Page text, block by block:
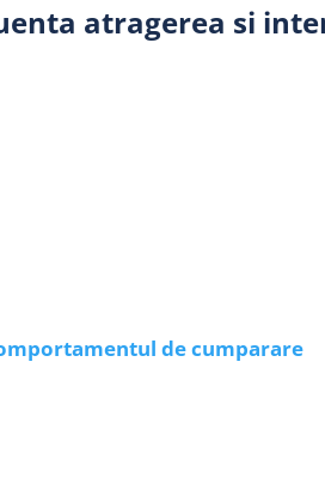
atragerea si
de cumparare